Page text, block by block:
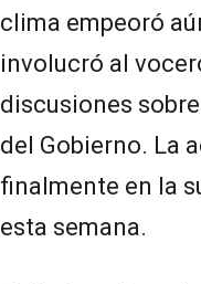
clima empeoró
involucró al
discusiones
del Gobierno. La
finalmente en la
esta semana.